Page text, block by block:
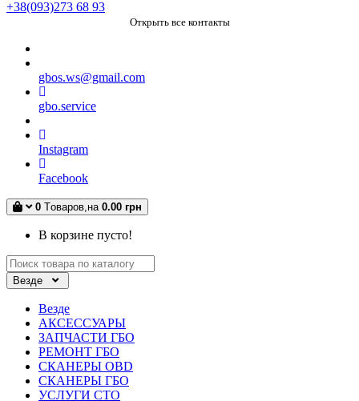
+38(093)273 68 93
Открыть все контакты
gbos.ws@gmail.com
gbo.service
Instagram
Facebook
0 Tоваров,на 0.00 грн
В корзине пусто!
Везде
Везде
АКСЕССУАРЫ
ЗАПЧАСТИ ГБО
РЕМОНТ ГБО
СКАНЕРЫ OBD
СКАНЕРЫ ГБО
УСЛУГИ СТО